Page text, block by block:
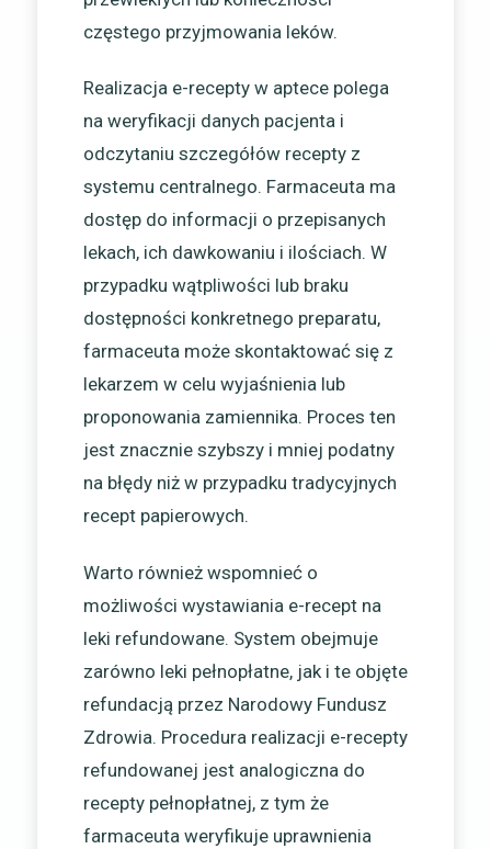
częstego przyjmowania leków.
Realizacja e-recepty w aptece polega
na weryfikacji danych pacjenta i
odczytaniu szczegółów recepty z
systemu centralnego. Farmaceuta ma
dostęp do informacji o przepisanych
lekach, ich dawkowaniu i ilościach. W
przypadku wątpliwości lub braku
dostępności konkretnego preparatu,
farmaceuta może skontaktować się z
lekarzem w celu wyjaśnienia lub
proponowania zamiennika. Proces ten
jest znacznie szybszy i mniej podatny
na błędy niż w przypadku tradycyjnych
recept papierowych.
Warto również wspomnieć o
możliwości wystawiania e-recept na
leki refundowane. System obejmuje
zarówno leki pełnopłatne, jak i te objęte
refundacją przez Narodowy Fundusz
Zdrowia. Procedura realizacji e-recepty
refundowanej jest analogiczna do
recepty pełnopłatnej, z tym że
farmaceuta weryfikuje uprawnienia